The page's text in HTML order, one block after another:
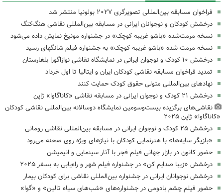
فراخوان مسابقه بین‌المللی تصویرگری ۲۰۲۷ بولونیا منتشر شد
درخشش کودکان و نوجوانان ایرانی در مسابقه بین‌المللی نقاشی هنگ‌کنگ
نسخه مرمت‌شده «باشو غریبه کوچک» در جشنواره مونیخ نمایش داده می‌شود
نسخه مرمت شده «باشو غریبه کوچک» به جشنواره فیلم شانگهای رسید
درخشش ۱۰ کودک و نوجوان ایرانی در نمایشگاه نقاشی نوازاگورا بلغارستان
تمدید فراخوان مسابقه نقاشی کودکان ایران و ایتالیا تا اول خرداد
نهادهای بین‌المللی متولی حقوق کودک‌ حمایت کنند
درخشش ۲۱ کودک و نوجوان ایرانی در مسابقه نقاشی «کاناگاوا» ژاپن
نقاشی‌های برگزیده بیست‌وسومین نمایشگاه دوسالانه بین‌المللی نقاشی کودکان
«کاناگاوا» ژاپن ۲۰۲۵
درخشش ۲۵ کودک و نوجوان ایرانی در مسابقه بین‌المللی نقاشی رومانی
«بازیگر سایه‌ها» با هنرنمایی کودکان با نیازهای ویژه روی صحنه می‌رود
حضور کانون در بازار جهانی فیلم فجر با آثار سینمایی و انیمیشن
درخشش «زیبا صدایم کن» در جشنواره فیلم شهر و راه‌یابی به بسفر ۲۰۲۵
درخشش نوجوانان ایرانی در جشنواره بین‌المللی نقاشی برای کودکان بیمار
حضور فیلم چشم بادومی در جشنواره‌های «شب‌های سیاه تالین» و «گوا»